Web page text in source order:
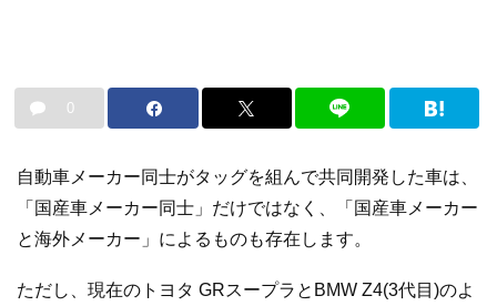
0
自動車メーカー同士がタッグを組んで共同開発した車は、
「国産車メーカー同士」だけではなく、「国産車メーカー
と海外メーカー」によるものも存在します。
ただし、現在のトヨタ GRスープラとBMW Z4(3代目)のよ